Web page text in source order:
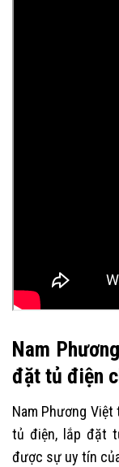
Nam
đặt tủ điện
Nam Phương
tủ điện, lắp đặt
được sự uy tín